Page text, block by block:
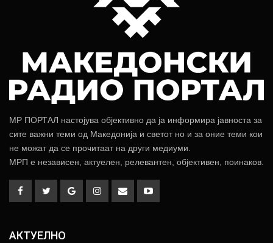
МР ПОРТАЛ настојува објективно да ја информира јавноста за
сите важни теми од Македонија и светот но и за оние теми кои
не можат да се прочитаат на други медиуми.
МРП е независен, актуелен, релевантен, објективен, поинаков.
АКТУЕЛНО